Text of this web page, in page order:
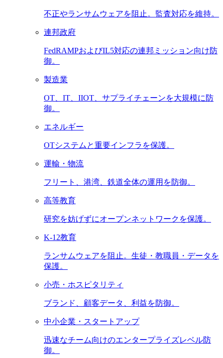
不正やランサムウェアを阻止。監査対応を維持。
連邦政府
FedRAMPおよびIL5対応の連邦ミッション向け防
御。
製造業
OT、IT、IIOT、サプライチェーンを大規模に防
御。
エネルギー
OTシステムと重要インフラを保護。
運輸・物流
フリート、港湾、鉄道全体の運用を防御。
高等教育
研究を妨げずにオープンネットワークを保護。
K-12教育
ランサムウェアを阻止。生徒・教職員・データを
保護。
小売・ホスピタリティ
ブランド、顧客データ、利益を防御。
中小企業・スタートアップ
迅速なチーム向けのエンタープライズレベル防
御。